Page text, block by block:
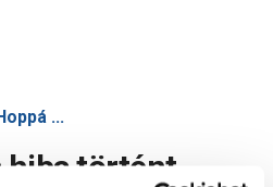
...
hiba történt